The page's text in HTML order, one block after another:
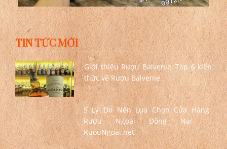
TIN TỨC MỚI
Giới thiệu Rượu Balvenie, Top 6 kiến
thức về Rượu Balvenie
5 Lý Do Nên Lựa Chọn Cửa Hàng
Rượu Ngoại Đồng Nai –
RuouNgoai.net